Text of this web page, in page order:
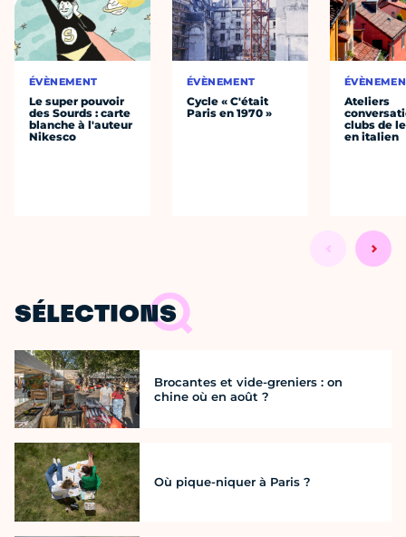
ÉVÈNEMENT
Le super pouvoir
des Sourds : carte
blanche à l'auteur
Nikesco
ÉVÈNEMENT
Cycle « C'était
Paris en 1970 »
Ateliers
clubs de
en italien
SÉLECTIONS
Brocantes et vide-greniers : on
chine où en août ?
Où pique-niquer à Paris ?